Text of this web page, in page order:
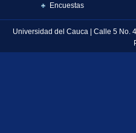
Encuestas
Universidad del Cauca | Calle 5 No.